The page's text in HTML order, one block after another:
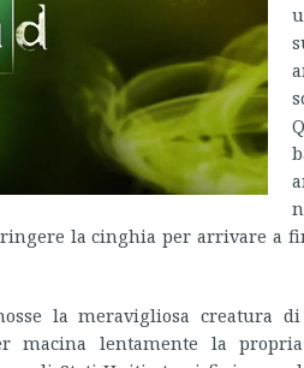
la cinghia per arrivare a
la meravigliosa creatura di
macina lentamente la